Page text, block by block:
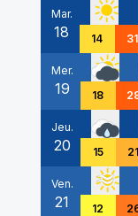
Mar.
18 14 31
Mer.
19 18
Jeu.
20 15 21
Ven.
21 12